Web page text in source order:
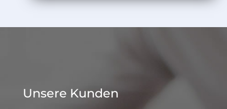
Unsere Kunden